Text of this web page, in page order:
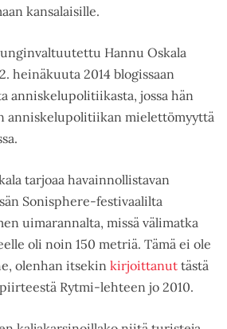
kansalaisille.
Hannu Oskala
heinäkuuta 2014 blogissaan
anniskelupolitiikasta, jossa hän
anniskelupolitiikan mielettömyyttä
tarjoaa havainnollistavan
Sonisphere-festivaalilta
uimarannalta, missä välimatka
oli noin 150 metriä. Tämä ei ole
olenhan itsekin kirjoittanut tästä
Rytmi-lehteen jo 2010.